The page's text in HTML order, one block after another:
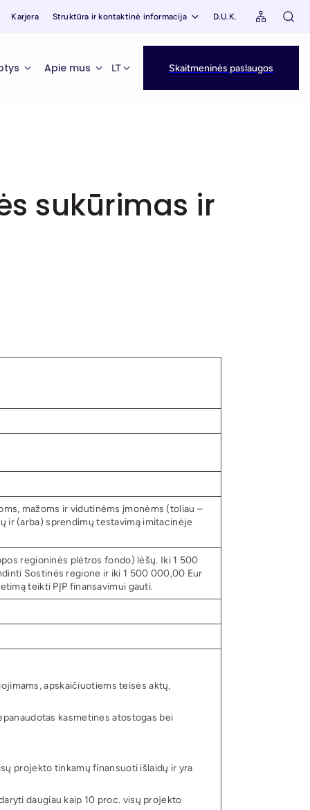
Karjera Struktūra ir kontaktinė informacija D.U.K.
Apie mus LT Skaitmeninės paslaugos
sukūrimas ir
mažoms ir vidutinėms įmonėms (toliau –
ir (arba) sprendimų testavimą imitacinėje
regioninės plėtros fondo) lėšų. Iki 1 500
Sostinės regione ir iki 1 500 000,00 Eur
teikti PĮP finansavimui gauti.
apskaičiuotiems teisės aktų,
kasmetines atostogas bei
projekto tinkamų finansuoti išlaidų ir yra
daugiau kaip 10 proc. visų projekto